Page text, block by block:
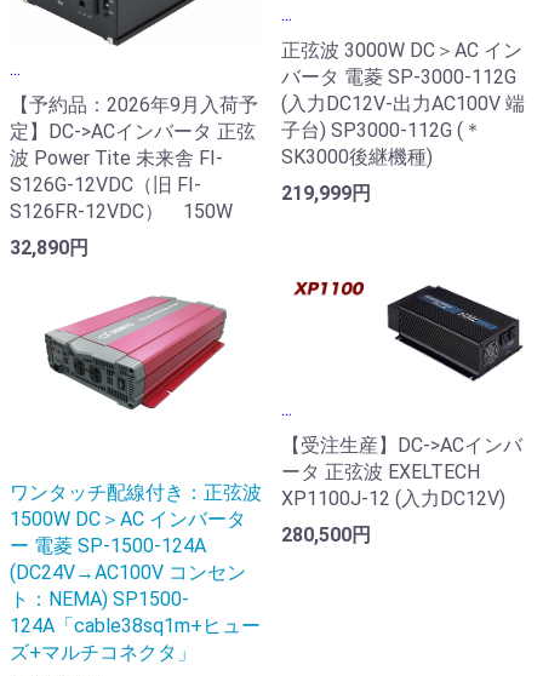
...
【予約品：2026年9月入荷予
定】DC->ACインバータ 正弦
波 Power Tite 未来舎 FI-
S126G-12VDC（旧 FI-
S126FR-12VDC） 150W
32,890円
...
正弦波 3000W DC＞AC イン
バータ 電菱 SP-3000-112G
(入力DC12V-出力AC100V 端
子台) SP3000-112G (＊
SK3000後継機種)
219,999円
ワンタッチ配線付き：正弦波
1500W DC＞AC インバータ
ー 電菱 SP-1500-124A
(DC24V→AC100V コンセン
ト：NEMA) SP1500-
124A「cable38sq1m+ヒュー
ズ+マルチコネクタ」
...
【受注生産】DC->ACインバ
ータ 正弦波 EXELTECH
XP1100J-12 (入力DC12V)
280,500円